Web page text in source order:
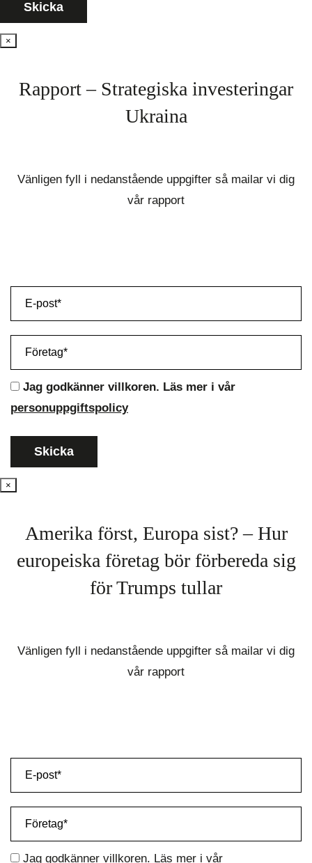
×
Rapport – Strategiska investeringar
Ukraina
Vänligen fyll i nedanstående uppgifter så mailar vi dig
vår rapport
Jag godkänner villkoren. Läs mer i vår
personuppgiftspolicy
×
Amerika först, Europa sist? – Hur
europeiska företag bör förbereda sig
för Trumps tullar
Vänligen fyll i nedanstående uppgifter så mailar vi dig
vår rapport
Jag godkänner villkoren. Läs mer i vår